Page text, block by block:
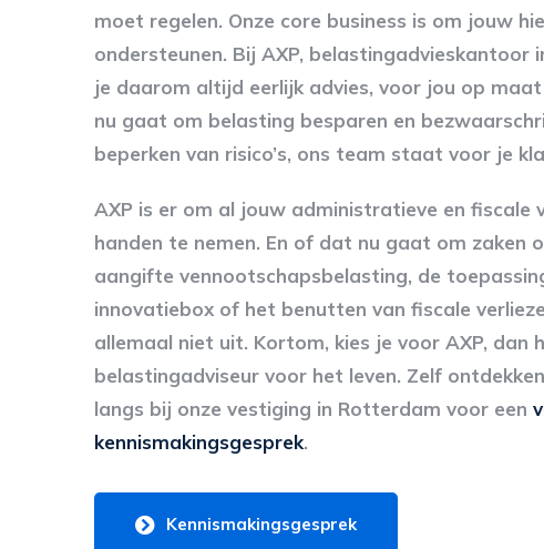
moet regelen. Onze core business is om jouw
ondersteunen. Bij AXP, belastingadvieskantoor
je daarom altijd eerlijk advies, voor jou op
nu gaat om belasting besparen en
beperken van risico’s, ons team staat voor je
AXP is er om al jouw administratieve en fiscale
handen te nemen. En of dat nu gaat om zaken
aangifte vennootschapsbelasting, de
innovatiebox of het benutten van fiscale
allemaal niet uit. Kortom, kies je voor AXP, dan
belastingadviseur voor het leven. Zelf
langs bij onze vestiging in Rotterdam voor een
kennismakingsgesprek.
Kennismakingsgesprek